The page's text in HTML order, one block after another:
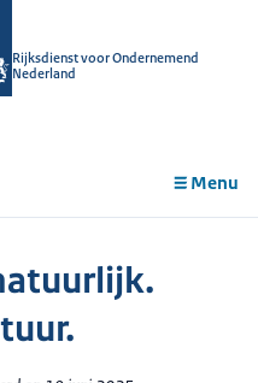
Rijksdienst voor Ondernemend
Nederland
Menu